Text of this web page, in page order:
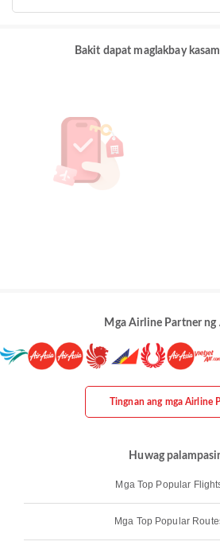
Bakit dapat maglakbay
Mga Airline Partner ng
Tingnan ang mga Airline
Huwag
Mga Top Popular
Mga Top Popular